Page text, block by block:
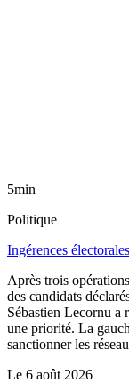
5min
Politique
Ingérences
Après trois
des candidats
Sébastien Lecornu a
une priorité. La
sanctionner les
Le 6 août 2026